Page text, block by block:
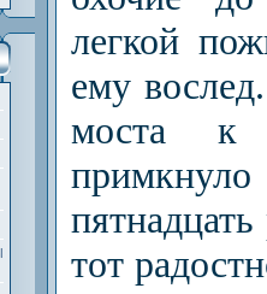
легкой
ему
моста к
тот